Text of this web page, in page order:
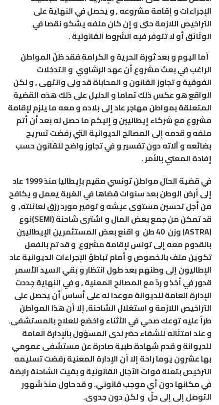
الإجراءات و إقامة مشروعه , و يحصل في النهاية على
التراخيص اللازمة حتى و إن كان ملفه يشكو نقصا في
الوثائق أو لا تتوفر فيه الشروط القانونية .
أما اليوم و بعد ثورة الحرية و الكرامة فقد ظنّ المواطن
الراغب في بعث مشروع أن عهد الرشاوي و التدخلات
الفوقية و تجاوز القانون و المحاباة قد ولى وانتهى , و لكن
الواقع هو عكس ذلك تماما و الدليل على ذلك هذه القضية
المتعلقة بمواطن مهاجر عاد إلى بلاده و معه ما يلزم لإقامة
مشروع مع شركاء إيطاليين و إليكم ما حصل له بعد أن أتم
ملفه و قدمه إلى المصالح الديوانية التي رفضت تسريح
بضائعه وآلاتهدون تفسير و في تجاوز واضح للقانون حسب
إفادة المعني بالأمر .
في قضية الحال مواطن تونسي مقيم بإيطاليا منذ 1999 عاد
إلى أرض الوطن بعد سنوات قضاها في الغربة يعمل و يكافح
من أجل تحسين مستوى عيشه و توفير مورد رزق لعائلته, و
قد تمكن من جمع بعض المال و اشترى شاحنة (SEMI)نوع
(
ASTRA
) وزن 40 طن و اقنع بعض المستثمرين الإيطاليين
بالقدوم معه إلى تونس لإقامة مشروع و قد تم بالفعل
تكوين ملف بالخصوص و أمام تباطؤ الإجراءات الديوانية عاد
الإطاليون إلى وطنهم بعد طول انتظار و بقي السيد الأسمر
قدور في أخذ و ردّ مع المصالح المعنية , و في النهاية جددت
الإدارة العامة للديوانة موعدا له على أساس أن يحصل على
التراخيص اللازمة و استغلال الشاحنة, إلا أن هذا المواطن
طرأ عليه توعك صحي في الأثناء واخضع للعلاج بالمستشفى.
و عند امتثاله للشفاء حضر لدى المسؤول بالإدارة العامة
للديوانة و قدم شهادة طبية صادرة عن مستشفى عمومي
بها عشرون يوما راحة إلا أن الإدارة المعنية رفضت تسليمه
الترخيص بتعلة فوات الآجال القانونية و بقيت الشاحنة رابضة
في مكانها دون أي موجب قانوني. و قد حاول منذ شهور
التوصل إلى إلى حلّ و لكن دون جدوى.